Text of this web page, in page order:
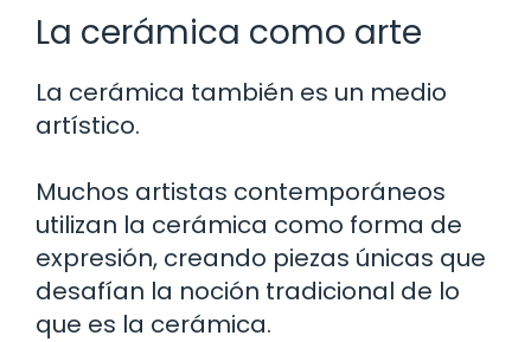
La cerámica como arte
La cerámica también es un medio
artístico.
Muchos artistas contemporáneos
utilizan la cerámica como forma de
expresión, creando piezas únicas que
desafían la noción tradicional de lo
que es la cerámica.